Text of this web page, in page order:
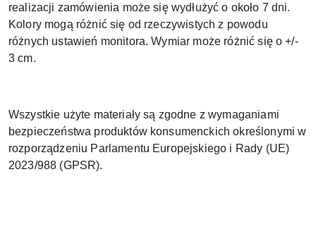
realizacji zamówienia może się wydłużyć o około 7 dni.
Kolory mogą różnić się od rzeczywistych z powodu
różnych ustawień monitora. Wymiar może różnić się o +/-
3 cm.
Wszystkie użyte materiały są zgodne z wymaganiami
bezpieczeństwa produktów konsumenckich określonymi w
rozporządzeniu Parlamentu Europejskiego i Rady (UE)
2023/988 (GPSR).